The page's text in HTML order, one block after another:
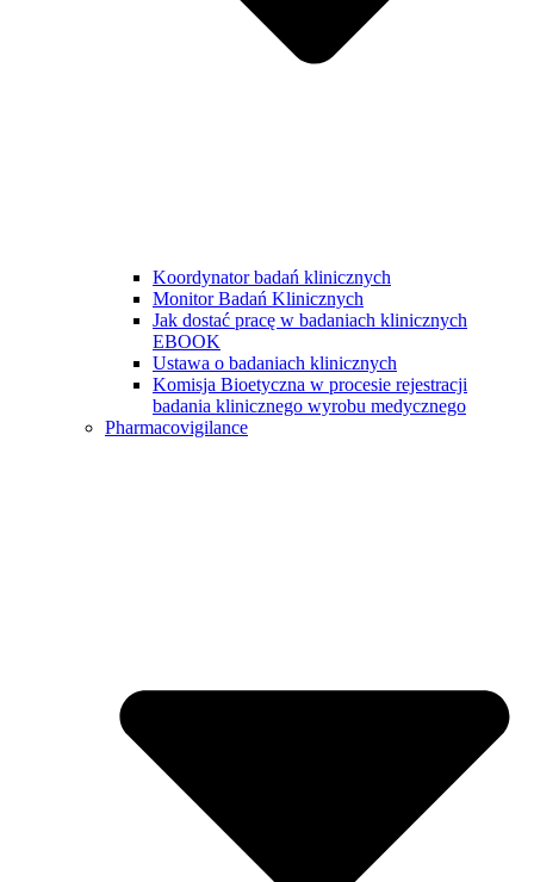
Koordynator badań klinicznych
Monitor Badań Klinicznych
Jak dostać pracę w badaniach klinicznych
EBOOK
Ustawa o badaniach klinicznych
Komisja Bioetyczna w procesie rejestracji
badania klinicznego wyrobu medycznego
Pharmacovigilance